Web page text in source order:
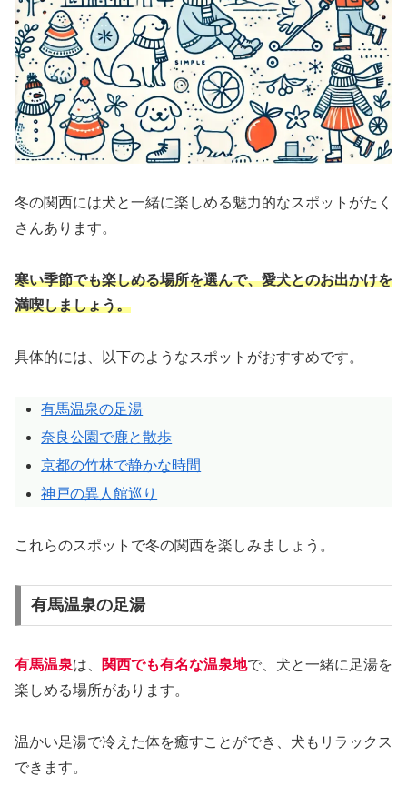
冬の関西には犬と一緒に楽しめる魅力的なスポットがたく
さんあります。
寒い季節でも楽しめる場所を選んで、愛犬とのお出かけを
満喫しましょう。
具体的には、以下のようなスポットがおすすめです。
有馬温泉の足湯
奈良公園で鹿と散歩
京都の竹林で静かな時間
神戸の異人館巡り
これらのスポットで冬の関西を楽しみましょう。
有馬温泉の足湯
有馬温泉は、 関西でも有名な温泉地で、犬と一緒に足湯を
楽しめる場所があります。
温かい足湯で冷えた体を癒すことができ、犬もリラックス
できます。